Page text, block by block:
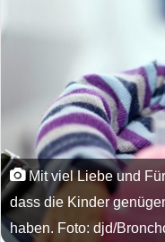
Mit viel Liebe und
dass die Kinder
haben. Foto: djd/